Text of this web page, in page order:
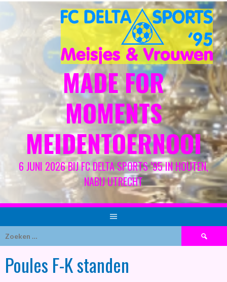
Spring
inhoud
MADE FOR
MOMENTS
MEIDENTOERNOOI
6 JUNI 2026 BIJ FC DELTA SPORTS ’95 IN HOUTEN,
NABIJ UTRECHT
Zoeken
naar:
Poules F-K standen